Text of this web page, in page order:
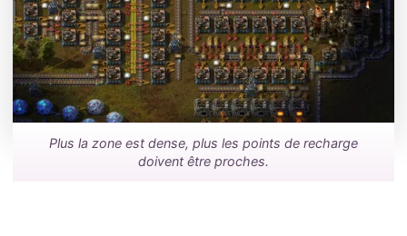
Plus la zone est dense, plus les points de recharge
doivent être proches.